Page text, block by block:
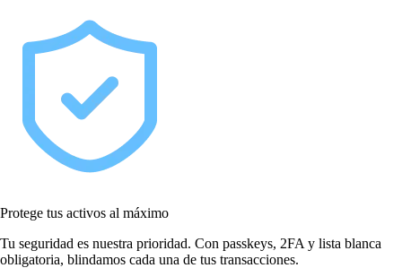
Protege tus activos al máximo
Tu seguridad es nuestra prioridad. Con passkeys, 2FA y lista blanca
obligatoria, blindamos cada una de tus transacciones.